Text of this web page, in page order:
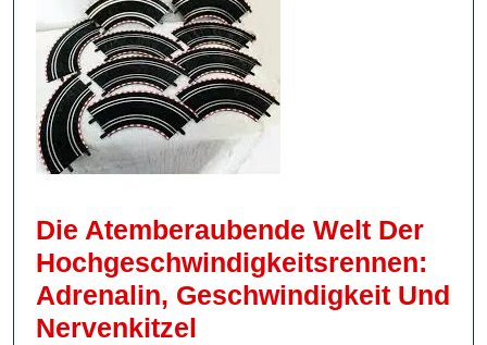
Die Atemberaubende Welt Der
Hochgeschwindigkeitsrennen:
Adrenalin, Geschwindigkeit Und
Nervenkitzel